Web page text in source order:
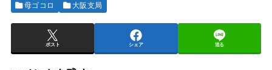
母ゴコロ 大阪支局
ポスト シェア 送る